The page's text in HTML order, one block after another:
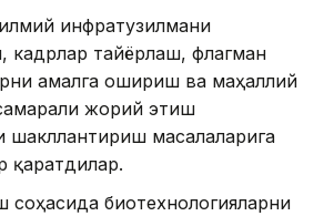
инфратузилмани
кадрлар тайёрлаш, флагман
амалга ошириш ва маҳаллий
жорий этиш
шакллантириш масалаларига
қаратдилар.
соҳасида биотехнологияларни